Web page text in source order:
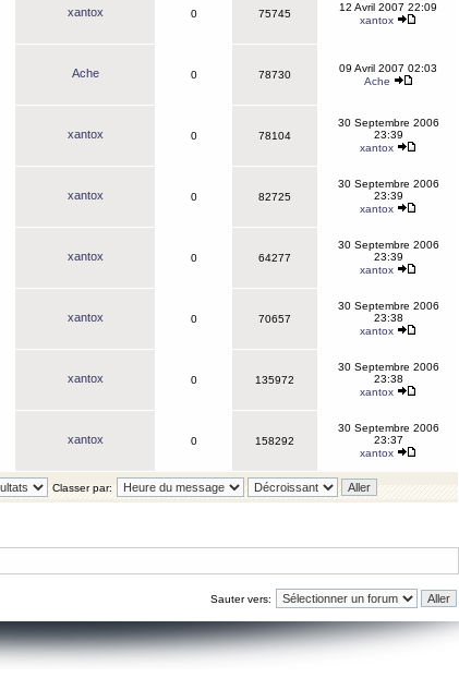
xantox 0 75745
12 Avril 2007 22:09
xantox
Ache 0 78730
09 Avril 2007 02:03
Ache
xantox 0 78104
30 Septembre 2006
23:39
xantox
xantox 0 82725
30 Septembre 2006
23:39
xantox
xantox 0 64277
30 Septembre 2006
23:39
xantox
xantox 0 70657
30 Septembre 2006
23:38
xantox
xantox 0 135972
30 Septembre 2006
23:38
xantox
xantox 0 158292
30 Septembre 2006
23:37
xantox
Classer par:
Sauter vers: